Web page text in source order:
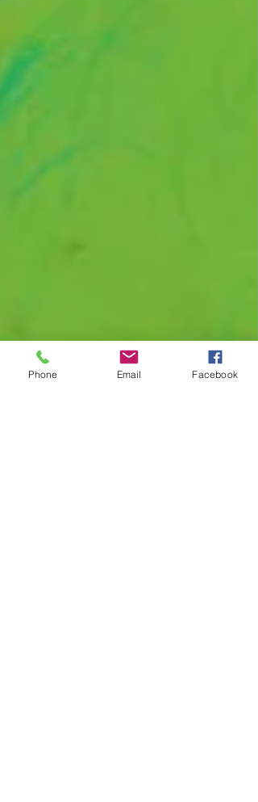
Phone Email Facebook